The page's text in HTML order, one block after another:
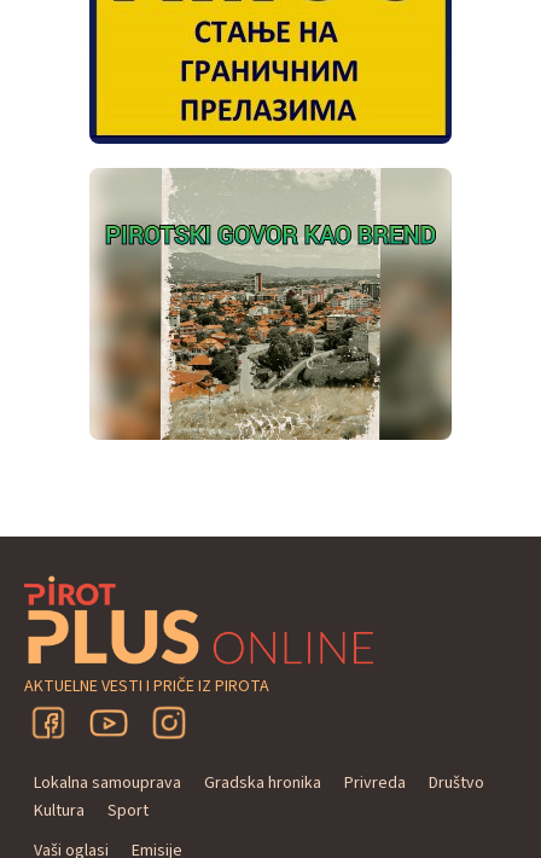
AKTUELNE VESTI I PRIČE IZ PIROTA
Lokalna samouprava Gradska hronika Privreda
Društvo
Kultura
Sport
Vaši oglasi
Emisije